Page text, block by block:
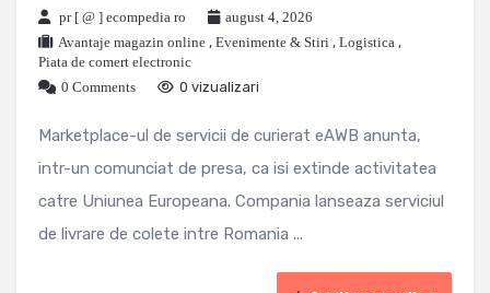
pr [ @ ] ecompedia ro
august 4, 2026
Avantaje magazin online , Evenimente & Stiri , Logistica ,
Piata de comert electronic
0 Comments
0 vizualizari
Marketplace-ul de servicii de curierat eAWB anunta,
intr-un comunciat de presa, ca isi extinde activitatea
catre Uniunea Europeana. Compania lanseaza serviciul
de livrare de colete intre Romania ...